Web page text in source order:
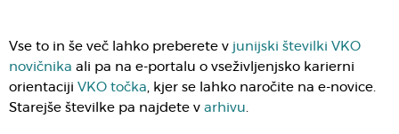
Vse to in še več lahko preberete v junijski številki VKO
novičnika ali pa na e-portalu o vseživljenjsko karierni
orientaciji VKO točka , kjer se lahko naročite na e-novice.
Starejše številke pa najdete v arhivu